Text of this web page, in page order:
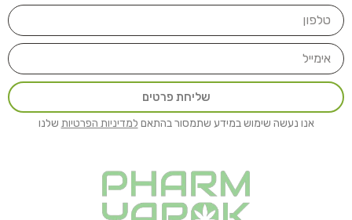
שליחת פרטים
אנו נעשה שימוש במידע שתמסור בהתאם למדיניות הפרטיות שלנו